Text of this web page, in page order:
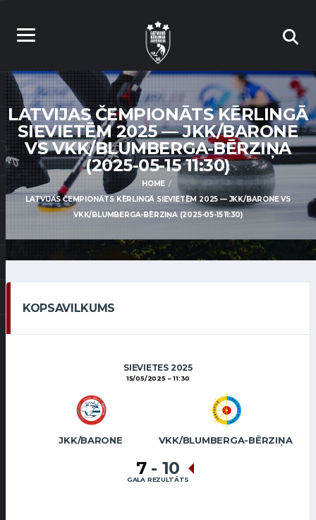
LATVIJAS ČEMPIONĀTS KĒRLINGĀ
SIEVIETĒM 2025 — JKK/BARONE
VS VKK/BLUMBERGA-BĒRZIŅA
(2025-05-15 11:30)
HOME
LATVIJAS ČEMPIONĀTS KĒRLINGĀ SIEVIETĒM 2025 — JKK/BARONE VS
VKK/BLUMBERGA-BĒRZIŅA (2025-05-15 11:30)
KOPSAVILKUMS
SIEVIETES 2025
15/05/2025 11:30
JKK/BARONE VKK/BLUMBERGA-BĒRZIŅA
7 - 10
GALA REZULTĀTS